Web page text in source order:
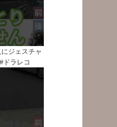
ジェスチャ
ドラレコ